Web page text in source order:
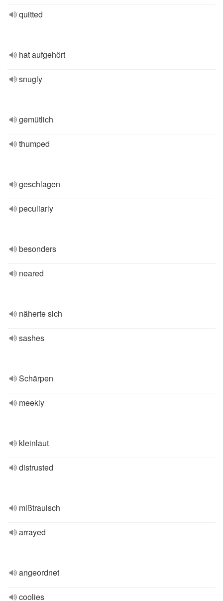
quitted
hat aufgehört
snugly
gemütlich
thumped
geschlagen
peculiarly
besonders
neared
näherte sich
sashes
Schärpen
meekly
kleinlaut
distrusted
mißtrauisch
arrayed
angeordnet
coolies